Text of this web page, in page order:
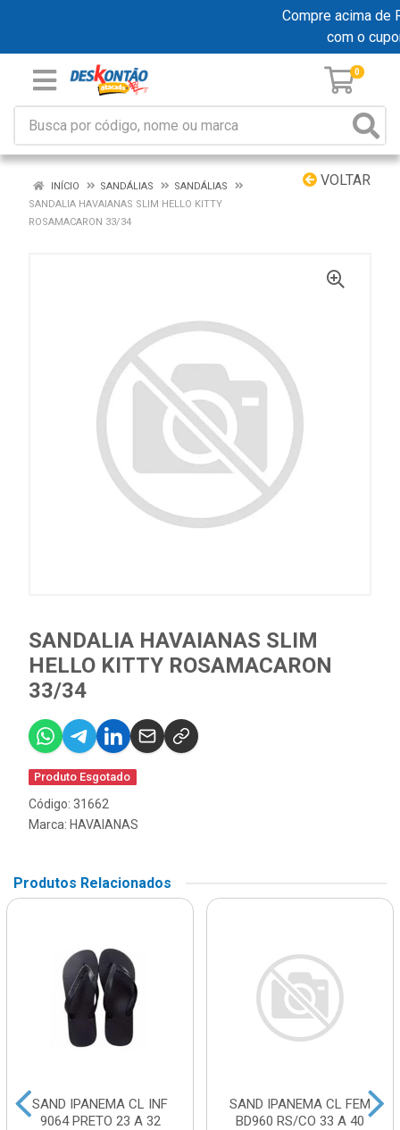
Compre acima de
com o
0
VOLTAR
INÍCIO SANDÁLIAS
SANDÁLIAS
SANDALIA HAVAIANAS SLIM HELLO KITTY
ROSAMACARON 33/34
SANDALIA HAVAIANAS SLIM
HELLO KITTY ROSAMACARON
33/34
Produto Esgotado
Código: 31662
Marca: HAVAIANAS
Produtos Relacionados
SAND IPANEMA CL INF
9064 PRETO 23 A 32
SAND IPANEMA CL FEM
BD960 RS/CO 33 A 40